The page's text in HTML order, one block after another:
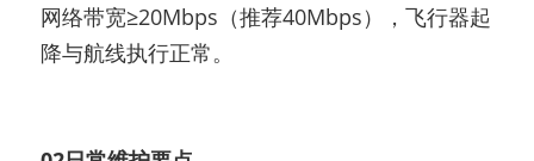
网络带宽≥20Mbps（推荐40Mbps），飞行器起
降与航线执行正常。